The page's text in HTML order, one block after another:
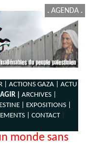
. AGENDA .
| ACTIONS GAZA |
ACTU
AGIR |
ARCHIVES |
|
EXPOSITIONS |
| CONTACT|
monde sans